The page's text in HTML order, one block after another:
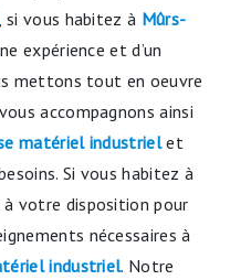
si vous habitez à Mûrs-
expérience et d’un
mettons tout en oeuvre
accompagnons ainsi
matériel industrielet
Si vous habitez à
à votre disposition pour
nécessaires à
industriel. Notre